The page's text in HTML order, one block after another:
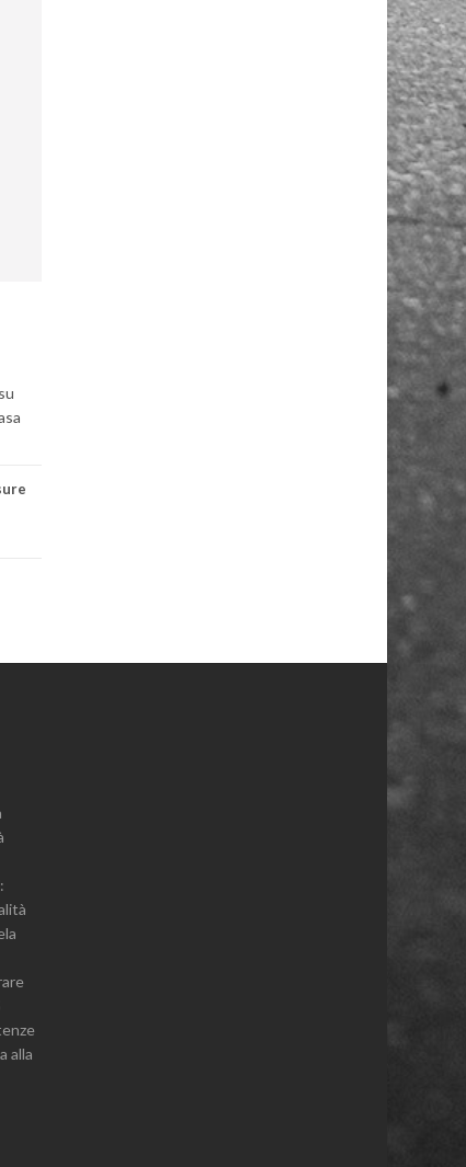
alla